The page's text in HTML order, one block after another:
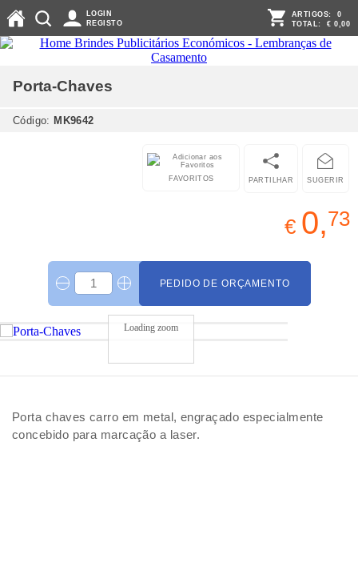
LOGIN
REGISTO
ARTIGOS: 0
TOTAL: € 0,00
Porta-Chaves
Código: MK9642
SUGERIR
PARTILHAR
FAVORITOS
€ 0,73
PEDIDO DE ORÇAMENTO
Loading zoom
Porta chaves carro em metal, engraçado especialmente
concebido para marcação a laser.